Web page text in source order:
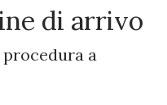
di arrivo
a